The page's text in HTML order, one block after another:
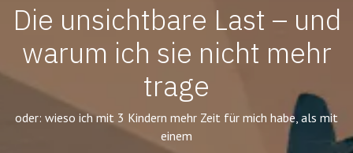
Die unsichtbare Last – und
warum ich sie nicht mehr
trage
oder: wieso ich mit 3 Kindern mehr Zeit für mich habe, als mit
einem